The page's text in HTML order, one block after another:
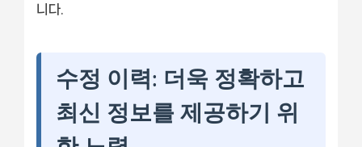
니다.
수정 이력: 더욱 정확하고
최신 정보를 제공하기 위